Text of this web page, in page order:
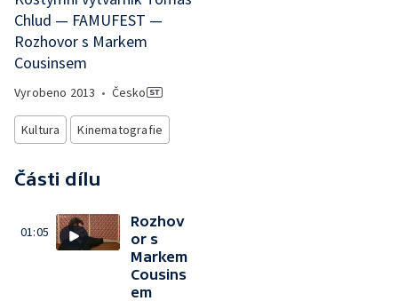
Chlud — FAMUFEST —
Rozhovor s Markem
Cousinsem
Vyrobeno 2013 • Česko
Kultura Kinematografie
Části dílu
01:05
Rozhov
or s
Markem
Cousins
em